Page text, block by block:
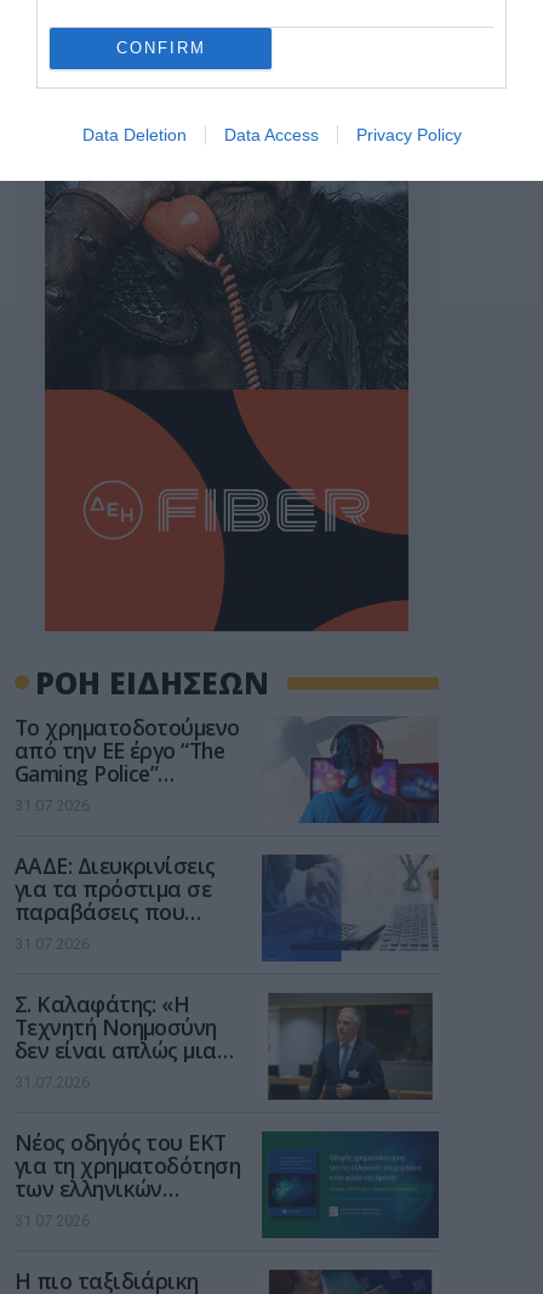
CONFIRM
Data Deletion Data Access Privacy Policy
ΡΟΗ ΕΙΔΗΣΕΩΝ
Το χρηματοδοτούμενο
από την ΕΕ έργο “The
Gaming Police”
ενισχύει την ασφάλεια
των παιδιών στο
31.07.2026
ΑΑΔΕ: Διευκρινίσεις
για τα πρόστιμα σε
παραβάσεις που
αφορούν τους ΦΗΜ
31.07.2026
Σ. Καλαφάτης: «Η
Τεχνητή Νοημοσύνη
δεν είναι απλώς μια
νέα τεχνολογία, είναι
μια νέα βιομηχανική
31.07.2026
Νέος οδηγός του ΕΚΤ
για τη χρηματοδότηση
των ελληνικών
επιχειρήσεων στον
χώρο της άμυνας
31.07.2026
Η πιο ταξιδιάρικη